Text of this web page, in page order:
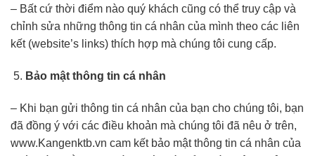
– Bất cứ thời điểm nào quý khách cũng có thể truy cập và
chỉnh sửa những thông tin cá nhân của mình theo các liên
kết (website’s links) thích hợp mà chúng tôi cung cấp.
Bảo mật thông tin cá nhân
– Khi bạn gửi thông tin cá nhân của bạn cho chúng tôi, bạn
đã đồng ý với các điều khoản mà chúng tôi đã nêu ở trên,
www.Kangenktb.vn cam kết bảo mật thông tin cá nhân của